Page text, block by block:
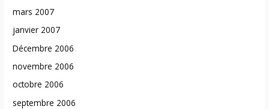
mars 2007
janvier 2007
Décembre 2006
novembre 2006
octobre 2006
septembre 2006